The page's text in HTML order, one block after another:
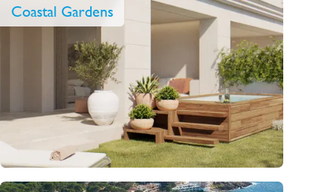
Coastal Gardens